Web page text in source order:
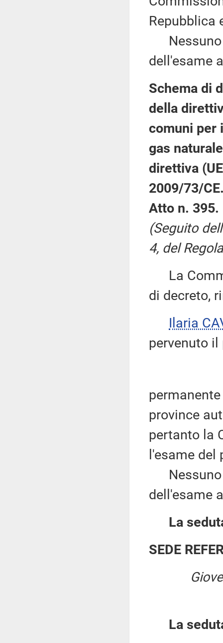
Repubblica
Nessuno
dell'esame
Schema di
della
comuni per
gas
direttiva
2009/73/
Atto n. 395.
(Seguito
4, del
La
di decreto,
Ilaria
pervenuto il
province
pertanto la
l'esame
Nessuno
dell'esame
La
SEDE
La